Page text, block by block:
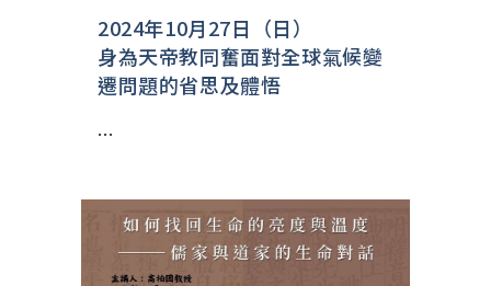
2024年10月27日（日）
身為天帝教同奮面對全球氣候變
遷問題的省思及體悟
...